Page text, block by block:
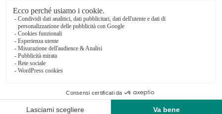
Vedi il negozio